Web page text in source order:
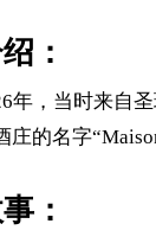
：
，当时来自
的名字
：